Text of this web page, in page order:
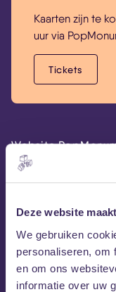
Deze website
We gebruiken
personaliseren, om
en om ons
informatie over uw
Kaarten zijn te
uur via
Tickets
Website
PopMonument op